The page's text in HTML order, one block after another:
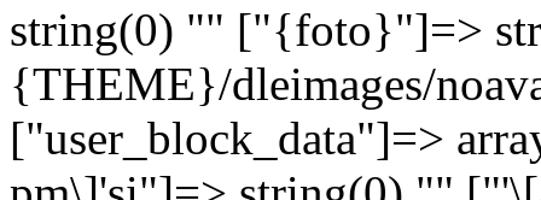
string(0) "" ["{foto}"]=>
{THEME}/dleimages/
["user_block_data"]=>